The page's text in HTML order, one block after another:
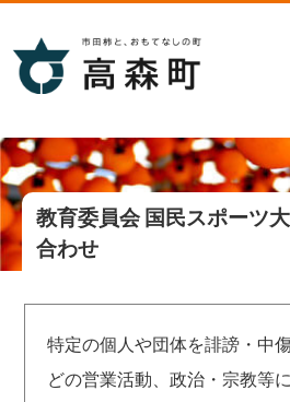
教育委員会 国民スポーツ
合わせ
特定の個人や団体を誹謗・中
どの営業活動、政治・宗教等